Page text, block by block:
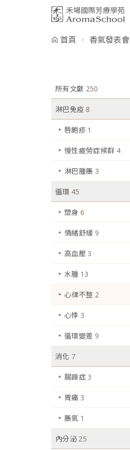
首頁 香氣發表會
所有文獻 250
淋巴免疫 8
唇皰疹 1
慢性疲勞症候群 4
淋巴腫脹 3
循環 45
塑身 6
情緒舒緩 9
高血壓 3
水腫 13
心律不整 2
心悸 3
循環變差 9
消化 7
腸躁症 3
胃痛 3
脹氣 1
內分泌 25